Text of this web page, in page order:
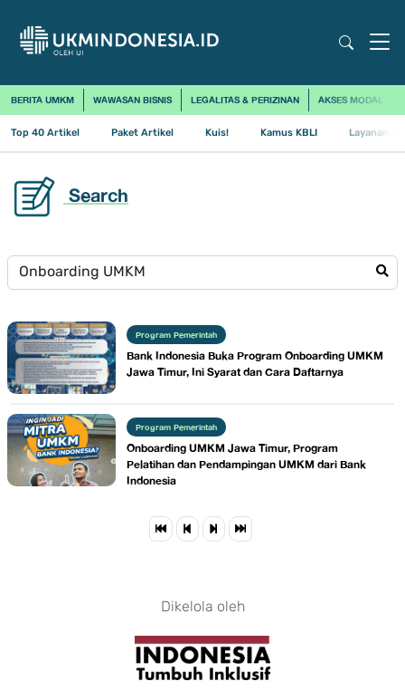
BERITA UMKM WAWASAN BISNIS LEGALITAS & PERIZINAN AKSES MODAL
Top 40 Artikel Paket Artikel Kuis! Kamus KBLI Layanan
Search
Program Pemerintah
Bank Indonesia Buka Program Onboarding UMKM
Jawa Timur, Ini Syarat dan Cara Daftarnya
Program Pemerintah
Onboarding UMKM Jawa Timur, Program
Pelatihan dan Pendampingan UMKM dari Bank
Indonesia
Dikelola oleh